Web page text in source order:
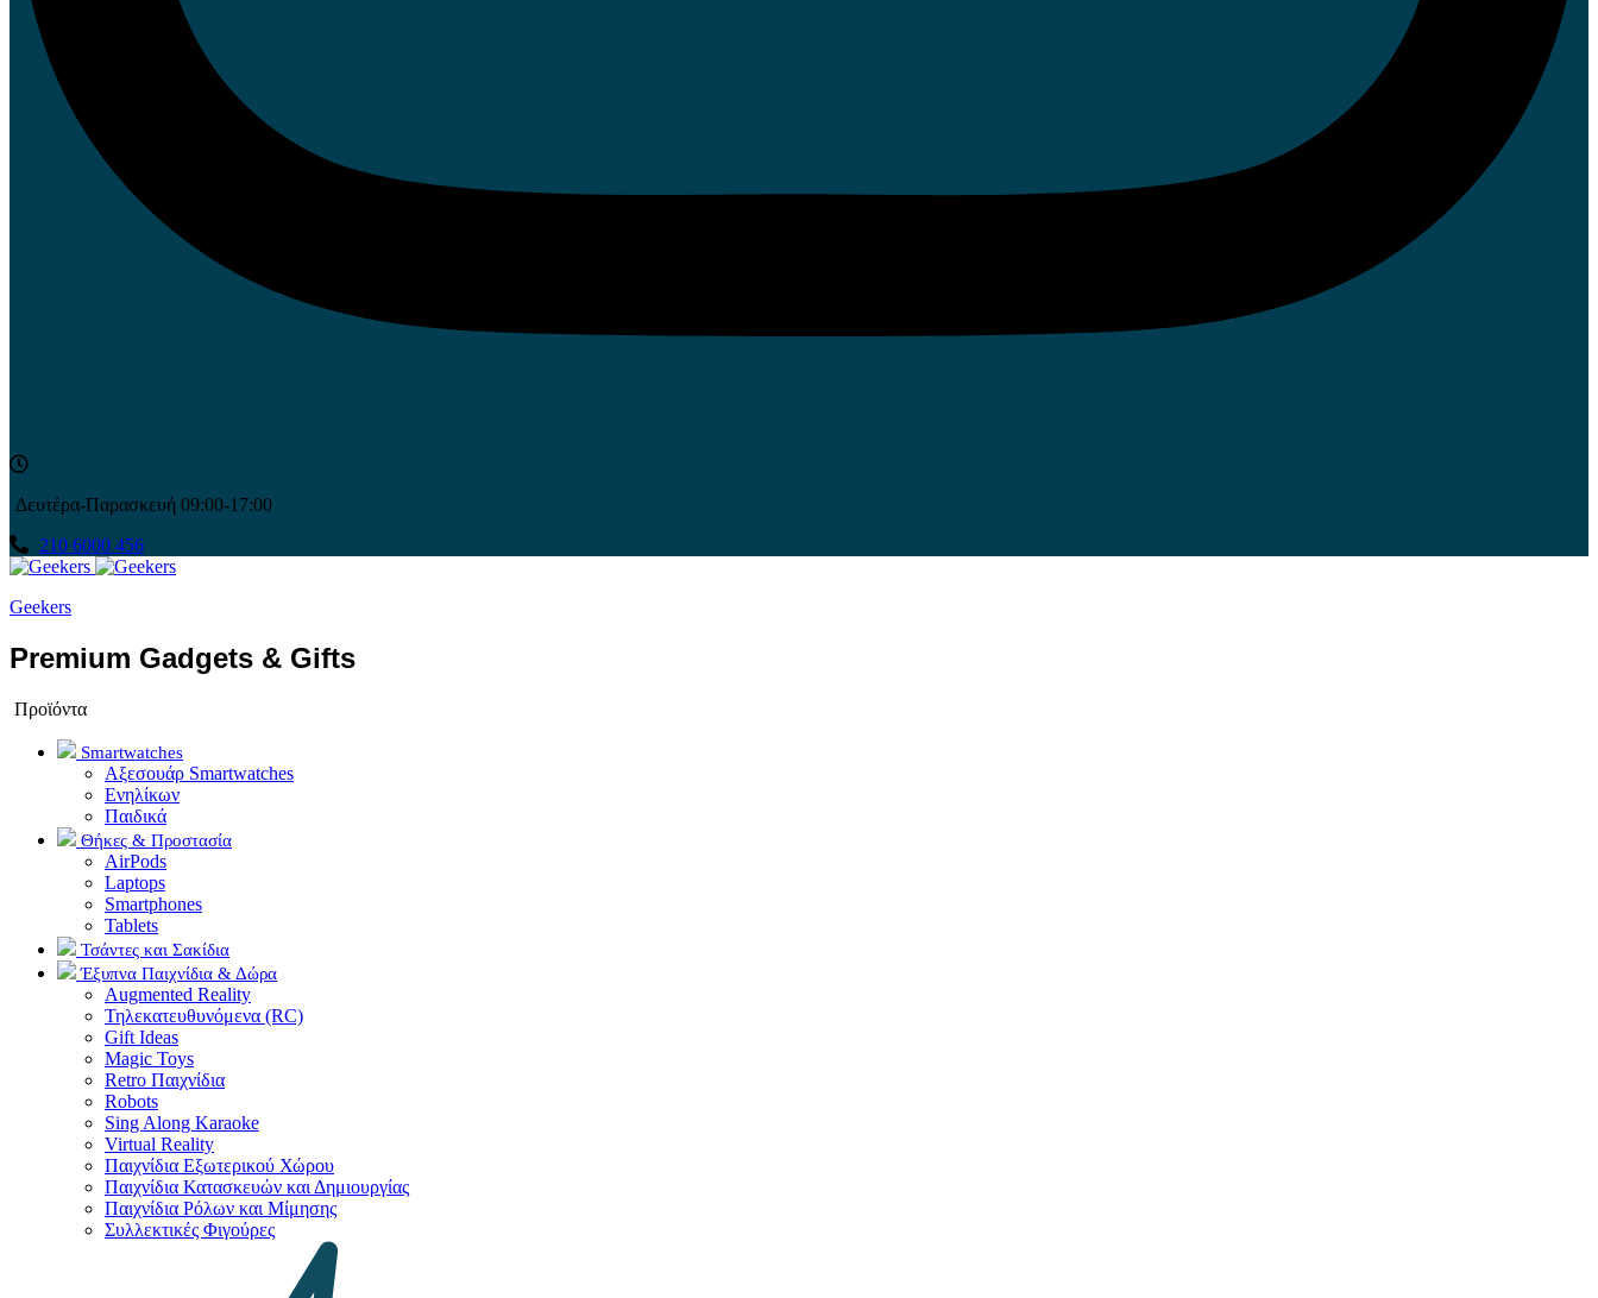
Δευτέρα-Παρασκευή 09:00-17:00
210 6000 456
Geekers
Premium Gadgets & Gifts
Προϊόντα
Smartwatches
Αξεσουάρ Smartwatches
Ενηλίκων
Παιδικά
Θήκες & Προστασία
AirPods
Laptops
Smartphones
Tablets
Τσάντες και Σακίδια
Έξυπνα Παιχνίδια & Δώρα
Augmented Reality
Τηλεκατευθυνόμενα (RC)
Gift Ideas
Magic Toys
Retro Παιχνίδια
Robots
Sing Along Karaoke
Virtual Reality
Παιχνίδια Εξωτερικού Χώρου
Παιχνίδια Κατασκευών και Δημιουργίας
Παιχνίδια Ρόλων και Μίμησης
Συλλεκτικές Φιγούρες